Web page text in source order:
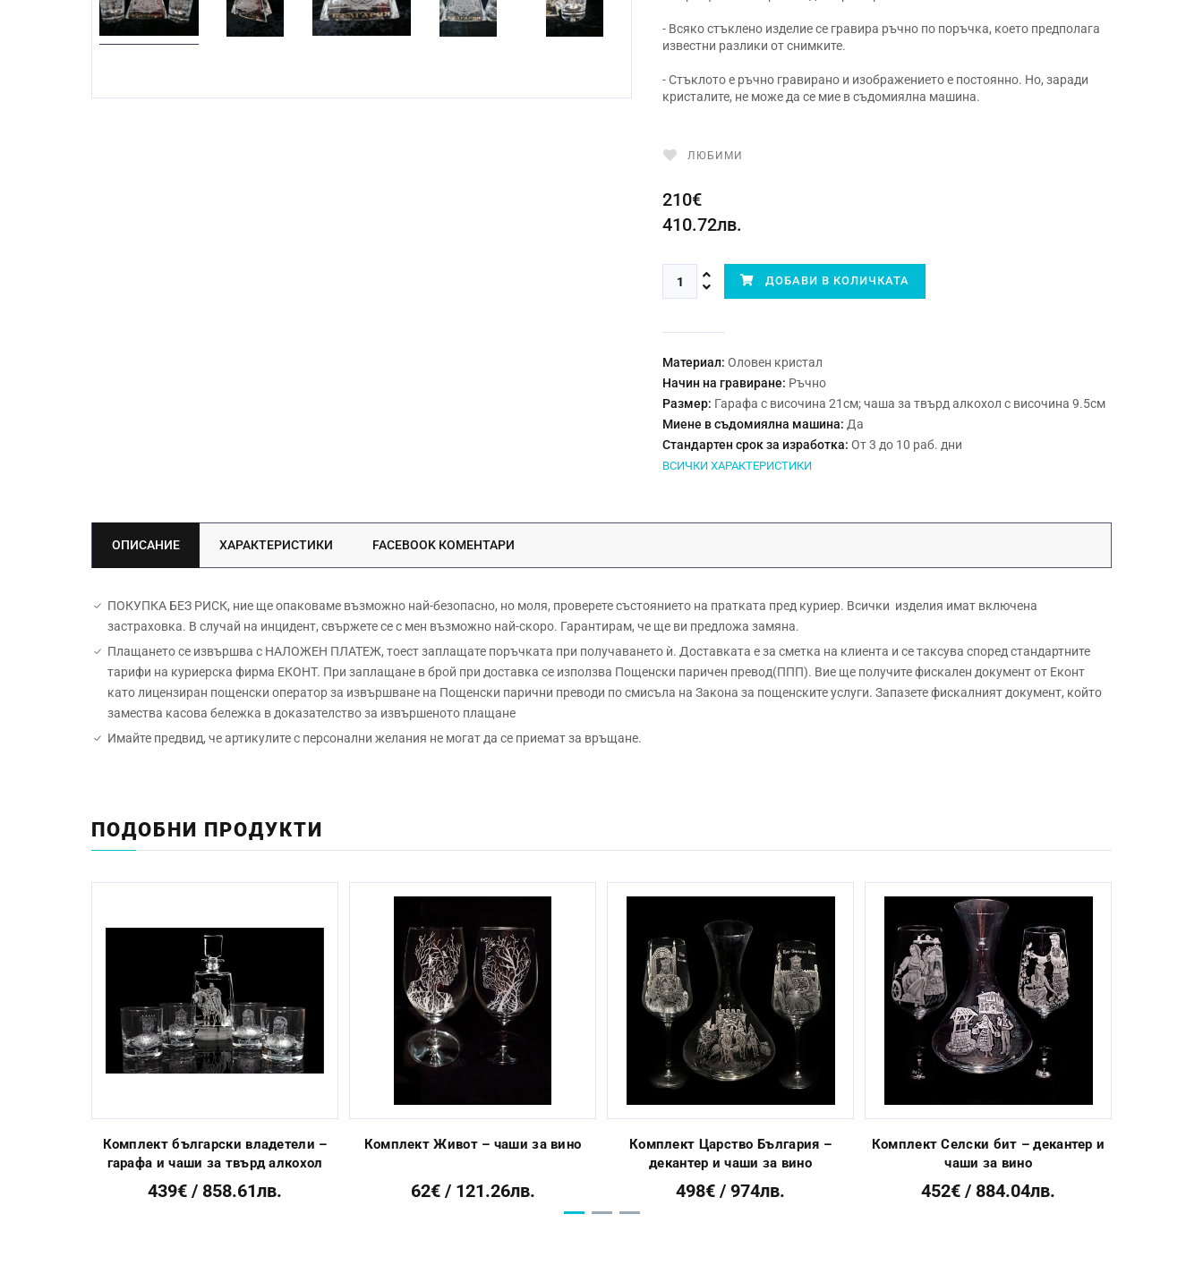
- Всяко стъклено изделие се гравира ръчно по поръчка, което предполага
известни разлики от снимките.
- Стъклото е ръчно гравирано и изображението е постоянно. Но, заради
кристалите, не може да се мие в съдомиялна машина.
ЛЮБИМИ
210€
410.72лв.
ДОБАВИ В КОЛИЧКАТА
Материал: Оловен кристал
Начин на гравиране: Ръчно
Размер: Гарафа с височина 21см; чаша за твърд алкохол с височина 9.5см
Миене в съдомиялна машина: Да
Стандартен срок за изработка: От 3 до 10 раб. дни
ВСИЧКИ ХАРАКТЕРИСТИКИ
ОПИСАНИЕ ХАРАКТЕРИСТИКИ FACEBOOK КОМЕНТАРИ
ПОКУПКА БЕЗ РИСК, ние ще опаковаме възможно най-безопасно, но моля, проверете състоянието на пратката пред куриер. Всички изделия имат включена
застраховка. В случай на инцидент, свържете се с мен възможно най-скоро. Гарантирам, че ще ви предложа замяна.
Плащането се извършва с НАЛОЖЕН ПЛАТЕЖ, тоест заплащате поръчката при получаването ѝ. Доставката е за сметка на клиента и се таксува според стандартните
тарифи на куриерска фирма ЕКОНТ. При заплащане в брой при доставка се използва Пощенски паричен превод(ППП). Вие ще получите фискален документ от Еконт
като лицензиран пощенски оператор за извършване на Пощенски парични преводи по смисъла на Закона за пощенските услуги. Запазете фискалният документ, който
замества касова бележка в доказателство за извършеното плащане
Имайте предвид, че артикулите с персонални желания не могат да се приемат за връщане.
Начин на гравиране:
Размер:
Миене в съдомиялна машина: Да
ПОДОБНИ ПРОДУКТИ
Комплект български владетели –
гарафа и чаши за твърд алкохол
439€ / 858.61лв.
Комплект Живот – чаши за вино
62€ / 121.26лв.
Комплект Царство България –
декантер и чаши за вино
498€ / 974лв.
Комплект Селски бит – декантер и
чаши за вино
452€ / 884.04лв.